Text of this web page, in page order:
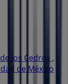
los Cedros ,
de México